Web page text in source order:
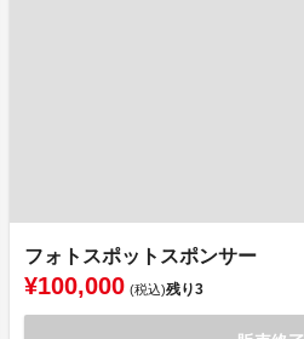
フォトスポットスポンサー
¥100,000 (税込)残り3